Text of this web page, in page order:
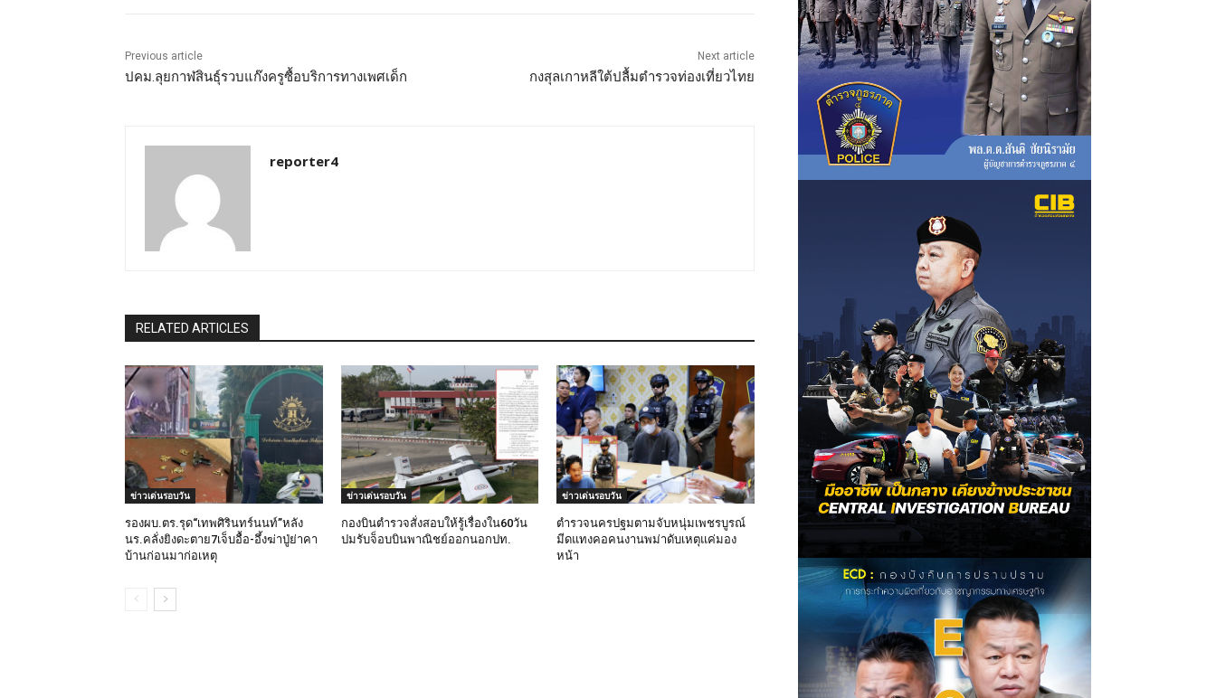
Previous article
ปคม.ลุยกาฬสินธุ์รวบแก๊งครูซื้อบริการทางเพศเด็ก
Next article
กงสุลเกาหลีใต้ปลื้มตำรวจท่องเที่ยวไทย
reporter4
RELATED ARTICLES
ข่าวเด่นรอบวัน
รองผบ.ตร.รุด“เทพศิรินทร์นนท์”หลัง
นร.คลั่งยิงดะตาย7เจ็บอื้อ-อึ้งฆ่าปู่ย่าคา
บ้านก่อนมาก่อเหตุ
ข่าวเด่นรอบวัน
กองบินตำรวจสั่งสอบให้รู้เรื่องใน60วัน
ปมรับจ็อบบินพาณิชย์ออกนอกปท.
ข่าวเด่นรอบวัน
ตำรวจนครปฐมตามจับหนุ่มเพชรบูรณ์
มีดแทงคอคนงานพม่าดับเหตุแค่มอง
หน้า